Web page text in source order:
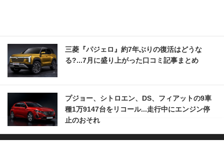
三菱『パジェロ』約7年ぶりの復活はどうな
る?...7月に盛り上がった口コミ記事まとめ
プジョー、シトロエン、DS、フィアットの9車
種1万9147台をリコール...走行中にエンジン停
止のおそれ